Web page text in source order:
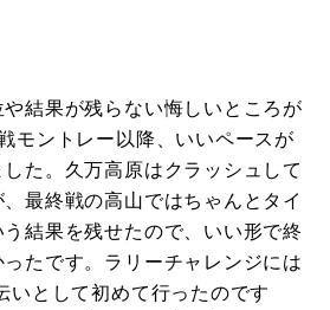
結果が残らない悔しいところが
モントレー以降、いいペースが
た。久万高原はクラッシュして
最終戦の高山ではちゃんとタイ
結果を残せたので、いい形で終
たです。ラリーチャレンジには
いとして初めて行ったのです